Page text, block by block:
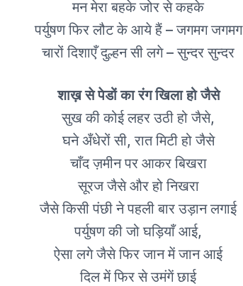
मन मेरा बहके जोर से कहके
पर्युषण फिर लौट के आये हैं – जगमग जगमग
चारों दिशाएँ दुल्हन सी लगे – सुन्दर सुन्दर
शाख़ से पेडों का रंग खिला हो जैसे
सुख की कोई लहर उठी हो जैसे,
घने अँधेरों सी, रात मिटी हो जैसे
चाँद ज़मीन पर आकर बिखरा
सूरज जैसे और हो निखरा
जैसे किसी पंछी ने पहली बार उड़ान लगाई
पर्युषण की जो घड़ियाँ आई,
ऐसा लगे जैसे फिर जान में जान आई
दिल में फिर से उमंगें छाई